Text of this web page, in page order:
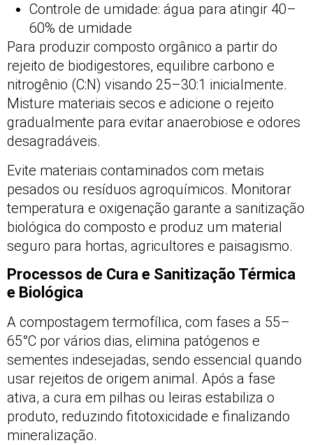
Controle de umidade: água para atingir 40–
60% de umidade
Para produzir composto orgânico a partir do
rejeito de biodigestores, equilibre carbono e
nitrogênio (C:N) visando 25–30:1 inicialmente.
Misture materiais secos e adicione o rejeito
gradualmente para evitar anaerobiose e odores
desagradáveis.
Evite materiais contaminados com metais
pesados ou resíduos agroquímicos. Monitorar
temperatura e oxigenação garante a sanitização
biológica do composto e produz um material
seguro para hortas, agricultores e paisagismo.
Processos de Cura e Sanitização Térmica
e Biológica
A compostagem termofílica, com fases a 55–
65°C por vários dias, elimina patógenos e
sementes indesejadas, sendo essencial quando
usar rejeitos de origem animal. Após a fase
ativa, a cura em pilhas ou leiras estabiliza o
produto, reduzindo fitotoxicidade e finalizando
mineralização.